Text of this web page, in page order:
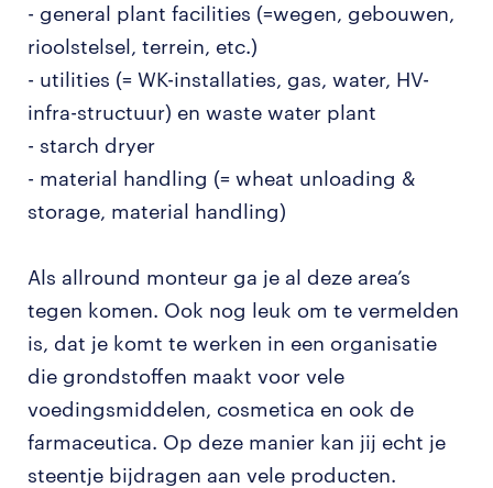
- general plant facilities (=wegen, gebouwen,
rioolstelsel, terrein, etc.)
- utilities (= WK-installaties, gas, water, HV-
infra-structuur) en waste water plant
- starch dryer
- material handling (= wheat unloading &
storage, material handling)
Als allround monteur ga je al deze area’s
tegen komen. Ook nog leuk om te vermelden
is, dat je komt te werken in een organisatie
die grondstoffen maakt voor vele
voedingsmiddelen, cosmetica en ook de
farmaceutica. Op deze manier kan jij echt je
steentje bijdragen aan vele producten.